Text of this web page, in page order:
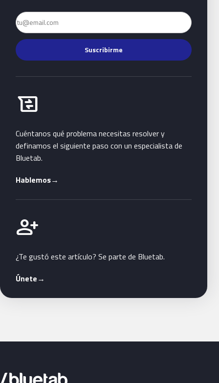
Email
Suscribirme
business_messages
Habla con Bluetab
Cuéntanos qué problema necesitas resolver y
definamos el siguiente paso con un especialista de
Bluetab.
Hablemos→
person_add
Únete a Bluetab
¿Te gustó este artículo? Se parte de Bluetab.
Únete→